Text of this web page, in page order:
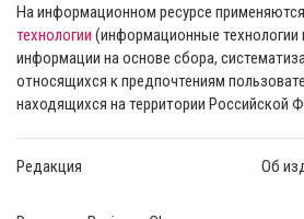
На информационном ресурсе применяются
технологии (информационные технологии
информации на основе сбора,
относящихся к предпочтениям
находящихся на территории Российской
Редакция Об